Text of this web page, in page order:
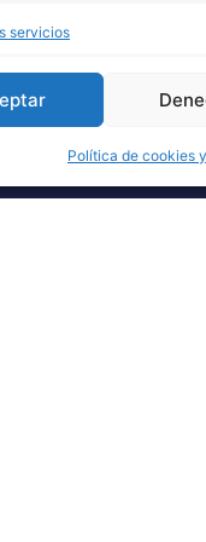
servicios
Política de cookies